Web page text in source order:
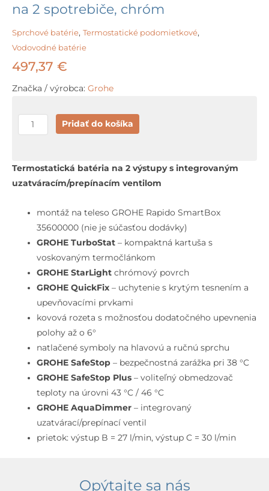
na 2 spotrebiče, chróm
Sprchové batérie, Termostatické podomietkové,
Vodovodné batérie
497,37 €
Značka / výrobca: Grohe
množstvo
Grohe
Cube
Termostatická
pod
omietku
spotrebiče,
chróm
Pridať do košíka
Termostatická batéria na 2 výstupy s integrovaným
uzatváracím/prepínacím ventilom
montáž na teleso GROHE Rapido SmartBox
35600000 (nie je súčasťou dodávky)
GROHE TurboStat – kompaktná kartuša s
voskovaným termočlánkom
GROHE StarLight chrómový povrch
GROHE QuickFix – uchytenie s krytým tesnením a
upevňovacími prvkami
kovová rozeta s možnosťou dodatočného upevnenia
polohy až o 6°
natlačené symboly na hlavovú a ručnú sprchu
GROHE SafeStop – bezpečnostná zarážka pri 38 °C
GROHE SafeStop Plus – voliteľný obmedzovač
teploty na úrovni 43 °C / 46 °C
GROHE AquaDimmer– integrovaný
uzatvárací/prepínací ventil
prietok: výstup B = 27 l/min, výstup C = 30 l/min
Opýtajte sa nás